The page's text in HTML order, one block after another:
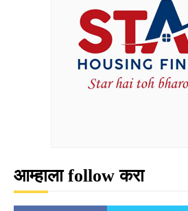
आम्हाला follow करा